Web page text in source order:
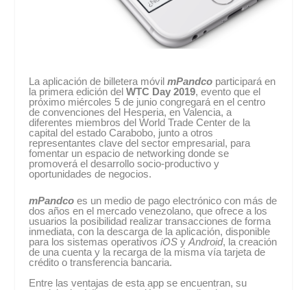
La aplicación de billetera móvilmPandco participará en
la primera edición delWTC Day 2019, evento que el
próximo miércoles 5 de junio congregará en el centro
de convenciones del Hesperia, en Valencia, a
diferentes miembros del World Trade Center de la
capital del estado Carabobo, junto a otros
representantes clave del sector empresarial, para
fomentar un espacio de networking donde se
promoverá el desarrollo socio-productivo y
oportunidades de negocios.
mPandco es un medio de pago electrónico con más de
dos años en el mercado venezolano, que ofrece a los
usuarios la posibilidad realizar transacciones de forma
inmediata, con la descarga de la aplicación, disponible
para los sistemas operativosiOS yAndroid, la creación
de una cuenta y la recarga de la misma vía tarjeta de
crédito o transferencia bancaria.
Entre las ventajas de esta app se encuentran, su